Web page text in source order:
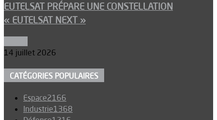
EUTELSAT PRÉPARE UNE CONSTELLATION
« EUTELSAT NEXT »
14 juillet 2026
CATÉGORIES POPULAIRES
Espace2166
Industrie1368